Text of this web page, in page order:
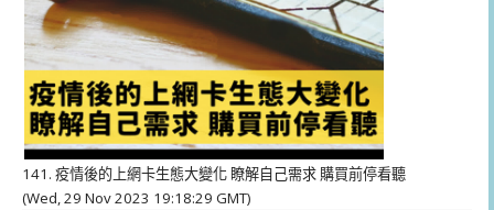
141. 疫情後的上網卡生態大變化 瞭解自己需求 購買前停看聽
(Wed, 29 Nov 2023 19:18:29 GMT)